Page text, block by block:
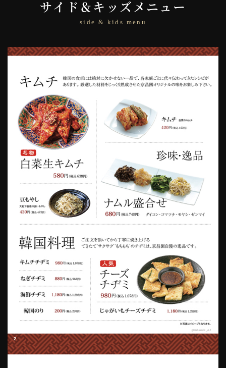
サイド＆キッズメニュー